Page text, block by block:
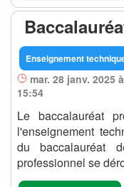
Enseignement
mar. 28 janv.
15:54
Le baccalauréat
l'enseignement
du baccalauréat
professionnel se